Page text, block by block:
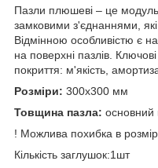
Пазли плюшеві – це
замковими з'єднаннями,
Відмінною особливістю є
на поверхні пазлів.
покриття: м'якість,
Розміри: 300х300 мм
Товщина пазла:
! Можлива похибка в
Кількість заглушок:1шт